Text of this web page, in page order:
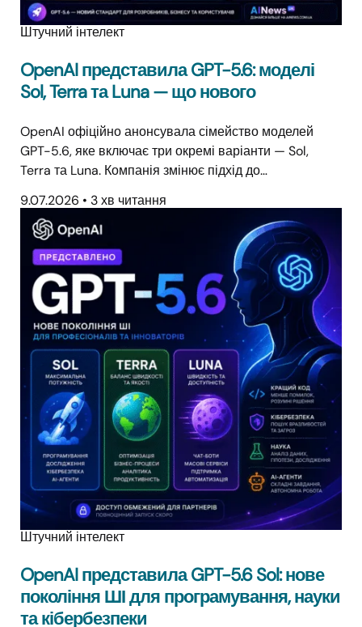
Штучний інтелект
OpenAI представила GPT-5.6: моделі
Sol, Terra та Luna — що нового
OpenAI офіційно анонсувала сімейство моделей
GPT-5.6, яке включає три окремі варіанти — Sol,
Terra та Luna. Компанія змінює підхід до…
9.07.2026 • 3 хв читання
Штучний інтелект
OpenAI представила GPT-5.6 Sol: нове
покоління ШІ для програмування, науки
та кібербезпеки